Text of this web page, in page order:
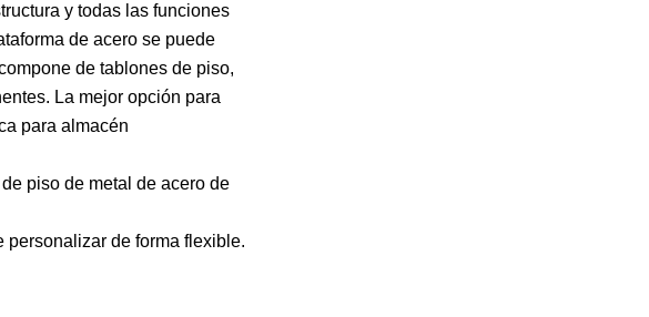
y todas las funciones
de acero se puede
de tablones de piso,
La mejor opción para
para almacén
piso de metal de acero de
personalizar de forma flexible.